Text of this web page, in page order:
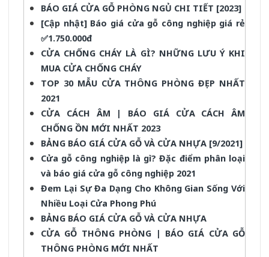
BÁO GIÁ CỬA GỖ PHÒNG NGỦ CHI TIẾT [2023]
[Cập nhật] Báo giá cửa gỗ công nghiệp giá rẻ
✅1.750.000đ
CỬA CHỐNG CHÁY LÀ GÌ? NHỮNG LƯU Ý KHI
MUA CỬA CHỐNG CHÁY
TOP 30 MẪU CỬA THÔNG PHÒNG ĐẸP NHẤT
2021
CỬA CÁCH ÂM | BÁO GIÁ CỬA CÁCH ÂM
CHỐNG ỒN MỚI NHẤT 2023
BẢNG BÁO GIÁ CỬA GỖ VÀ CỬA NHỰA [9/2021]
Cửa gỗ công nghiệp là gì? Đặc điểm phân loại
và báo giá cửa gỗ công nghiệp 2021
Đem Lại Sự Đa Dạng Cho Không Gian Sống Với
Nhiều Loại Cửa Phong Phú
BẢNG BÁO GIÁ CỬA GỖ VÀ CỬA NHỰA
CỬA GỖ THÔNG PHÒNG | BÁO GIÁ CỬA GỖ
THÔNG PHÒNG MỚI NHẤT